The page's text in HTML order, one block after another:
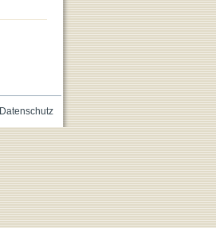
Datenschutz